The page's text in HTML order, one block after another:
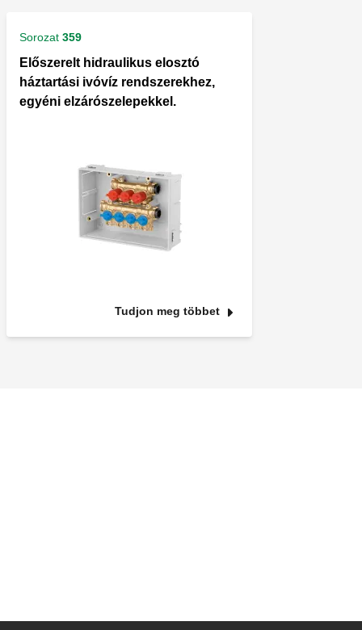
Sorozat 359
Előszerelt hidraulikus elosztó
háztartási ivóvíz rendszerekhez,
egyéni elzárószelepekkel.
Tudjon meg többet